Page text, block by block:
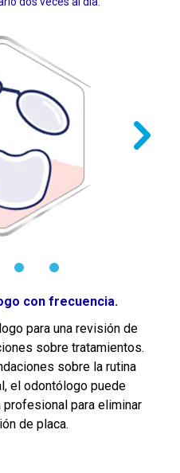
con frecuencia.
para una revisión de
sobre tratamientos.
sobre la rutina
el odontólogo puede
para eliminar
de placa.